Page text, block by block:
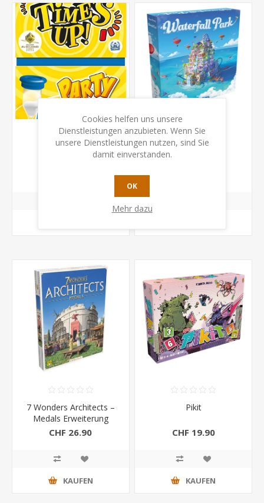
Time's Up! Party Waterfall Park
7 Wonders Architects –
Medals Erweiterung
CHF 26.90
KAUFEN
Pikit
CHF 19.90
KAUFEN
Cookies helfen uns unsere
Dienstleistungen anzubieten. Wenn Sie
unsere Dienstleistungen nutzen, sind Sie
damit einverstanden.
OK
Mehr dazu